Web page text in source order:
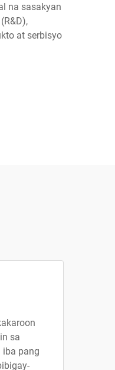
na sasakyan
at serbisyo
sa
iba pang